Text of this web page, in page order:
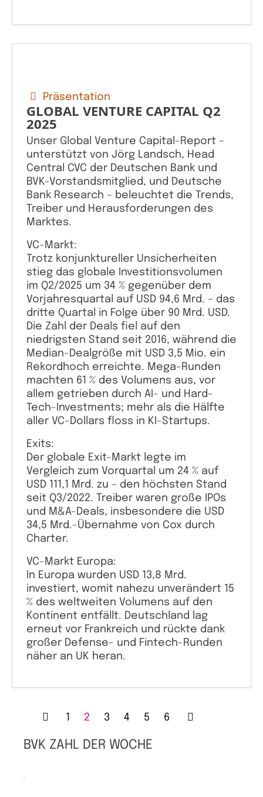
Präsentation
GLOBAL VENTURE CAPITAL Q2
2025
Unser Global Venture Capital-Report –
unterstützt von Jörg Landsch, Head
Central CVC der Deutschen Bank und
BVK-Vorstandsmitglied, und Deutsche
Bank Research – beleuchtet die Trends,
Treiber und Herausforderungen des
Marktes.
VC-Markt:
Trotz konjunktureller Unsicherheiten
stieg das globale Investitionsvolumen
im Q2/2025 um 34 % gegenüber dem
Vorjahresquartal auf USD 94,6 Mrd. – das
dritte Quartal in Folge über 90 Mrd. USD.
Die Zahl der Deals fiel auf den
niedrigsten Stand seit 2016, während die
Median-Dealgröße mit USD 3,5 Mio. ein
Rekordhoch erreichte. Mega-Runden
machten 61 % des Volumens aus, vor
allem getrieben durch AI- und Hard-
Tech-Investments; mehr als die Hälfte
aller VC-Dollars floss in KI-Startups.
Exits:
Der globale Exit-Markt legte im
Vergleich zum Vorquartal um 24 % auf
USD 111,1 Mrd. zu – den höchsten Stand
seit Q3/2022. Treiber waren große IPOs
und M&A-Deals, insbesondere die USD
34,5 Mrd.-Übernahme von Cox durch
Charter.
VC-Markt Europa:
In Europa wurden USD 13,8 Mrd.
investiert, womit nahezu unverändert 15
% des weltweiten Volumens auf den
Kontinent entfällt. Deutschland lag
erneut vor Frankreich und rückte dank
großer Defense- und Fintech-Runden
näher an UK heran.
1 2 3 4 5 6
BVK ZAHL DER WOCHE